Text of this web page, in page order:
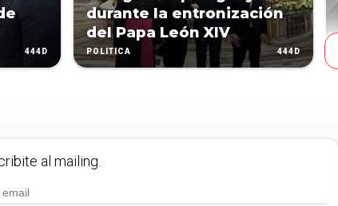
444D
durante la entronización
del Papa León XIV
POLÍTICA 444D
al mailing.